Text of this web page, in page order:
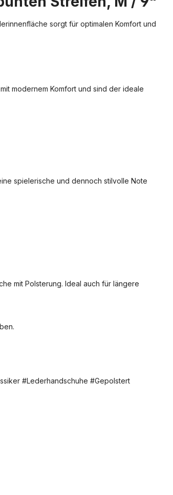
sorgt für optimalen Komfort und
modernem Komfort und sind der ideale
spielerische und dennoch stilvolle Note
mit Polsterung. Ideal auch für längere
#Lederhandschuhe #Gepolstert